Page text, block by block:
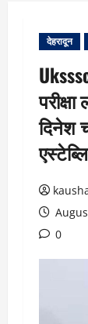
देहरादून
दिनेश
0